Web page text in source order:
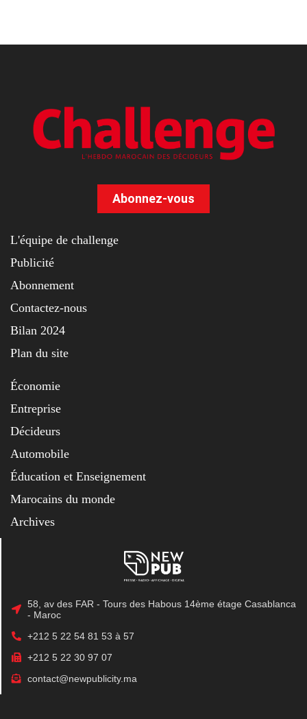
Abonnez-vous
L'équipe de challenge
Publicité
Abonnement
Contactez-nous
Bilan 2024
Plan du site
Économie
Entreprise
Décideurs
Automobile
Éducation et Enseignement
Marocains du monde
Archives
58, av des FAR - Tours des Habous 14ème étage Casablanca
- Maroc
+212 5 22 54 81 53 à 57
+212 5 22 30 97 07
contact@newpublicity.ma